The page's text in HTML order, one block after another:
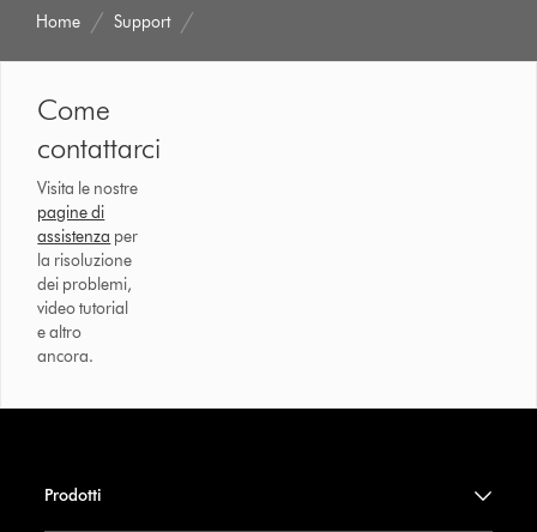
Home Support
Come
contattarci
Visita le nostre
pagine di
assistenza per
la risoluzione
dei problemi,
video tutorial
e altro
ancora.
Prodotti